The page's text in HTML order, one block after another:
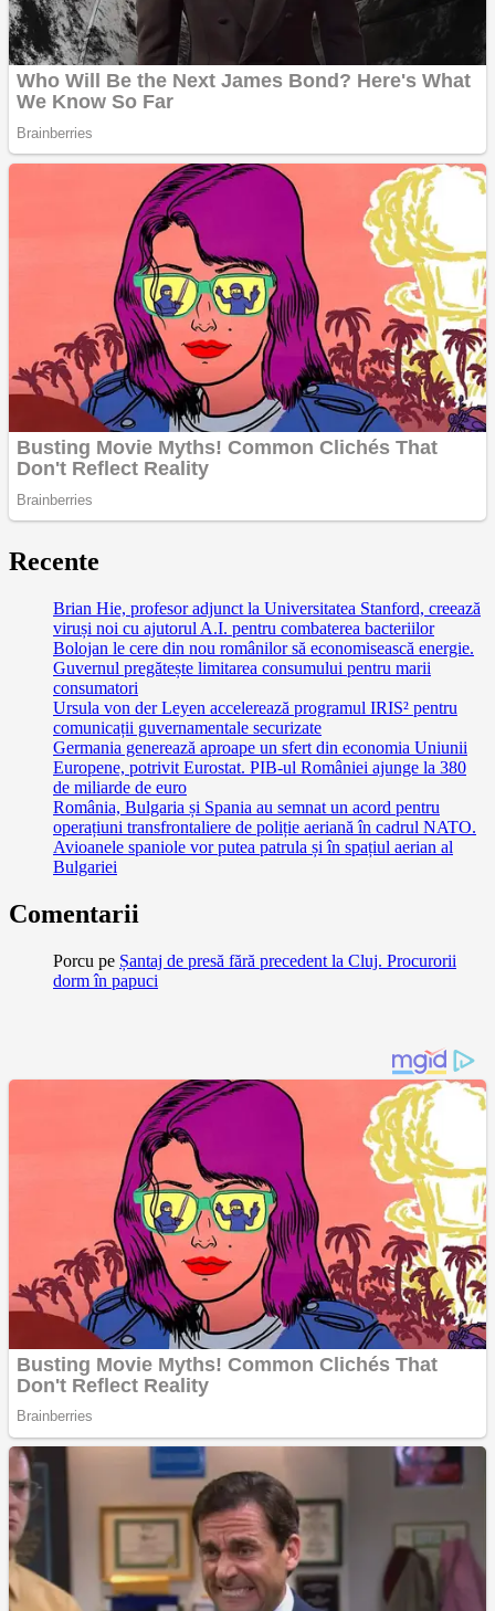
Recente
Brian Hie, profesor adjunct la Universitatea Stanford, creează
viruși noi cu ajutorul A.I. pentru combaterea bacteriilor
Bolojan le cere din nou românilor să economisească energie.
Guvernul pregătește limitarea consumului pentru marii
consumatori
Ursula von der Leyen accelerează programul IRIS² pentru
comunicații guvernamentale securizate
Germania generează aproape un sfert din economia Uniunii
Europene, potrivit Eurostat. PIB-ul României ajunge la 380
de miliarde de euro
România, Bulgaria și Spania au semnat un acord pentru
operațiuni transfrontaliere de poliție aeriană în cadrul NATO.
Avioanele spaniole vor putea patrula și în spațiul aerian al
Bulgariei
Comentarii
Porcu pe Șantaj de presă fără precedent la Cluj. Procurorii
dorm în papuci